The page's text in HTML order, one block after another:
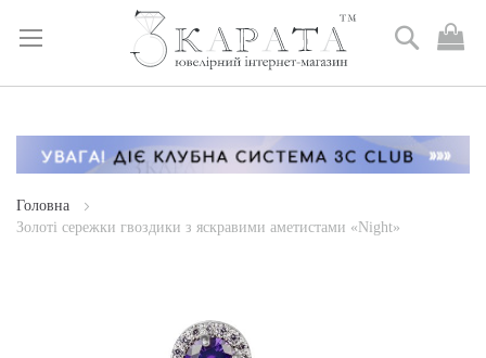
Skip
Content
Пошук
Головна
Золоті сережки гвоздики з яскравими аметистами «Night»